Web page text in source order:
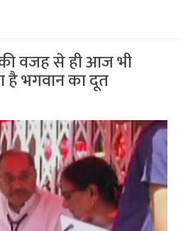
वजह से ही आज भी
है भगवान का दूत